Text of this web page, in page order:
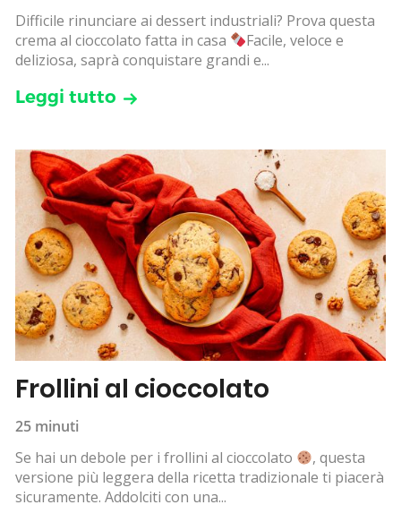
Difficile rinunciare ai dessert industriali? Prova questa
crema al cioccolato fatta in casa
Facile, veloce e
deliziosa, saprà conquistare grandi e...
Leggi tutto
Frollini al cioccolato
25 minuti
Se hai un debole per i frollini al cioccolato
, questa
versione più leggera della ricetta tradizionale ti piacerà
sicuramente. Addolciti con una...